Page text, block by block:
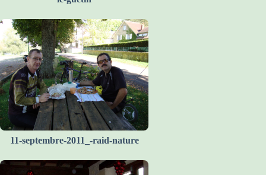
11-septembre-2011_-raid-nature